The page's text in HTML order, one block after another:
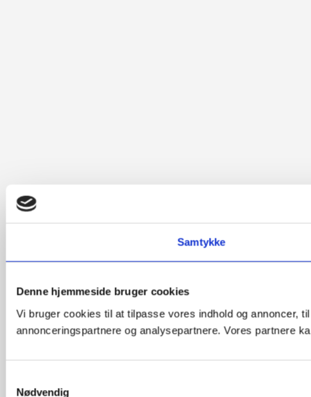
Samtykke
Denne hjemmeside bruger cookies
Vi bruger cookies til at tilpasse vores indhold og annoncer,
annonceringspartnere og analysepartnere. Vores partnere
Nødvendig